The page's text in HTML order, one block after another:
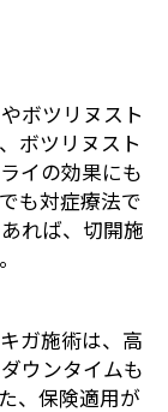
ボツリヌスト
ボツリヌスト
イの効果にも
も対症療法で
れば、切開施
ガ施術は、高
ウンタイムも
、保険適用が